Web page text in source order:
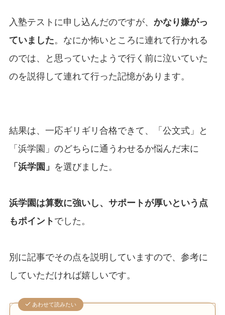
入塾テストに申し込んだのですが、 かなり嫌がっ
ていました。なにか怖いところに連れて行かれる
のでは、と思っていたようで行く前に泣いていた
のを説得して連れて行った記憶があります。
結果は、一応ギリギリ合格できて、「公文式」と
「浜学園」のどちらに通うわせるか悩んだ末に
「浜学園」 を選びました。
浜学園は算数に強いし、サポートが厚いという点
もポイント でした。
別に記事でその点を説明していますので、参考に
していただければ嬉しいです。
あわせて読みたい